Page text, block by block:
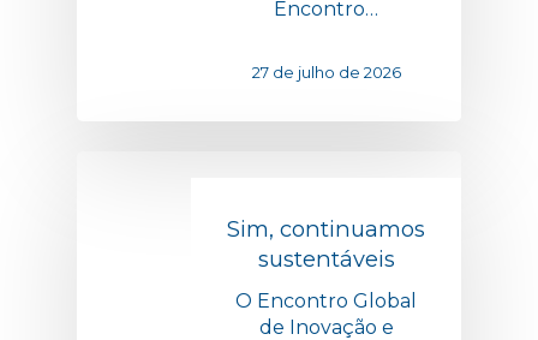
Encontro…
27 de julho de 2026
Sim, continuamos
sustentáveis
O Encontro Global
de Inovação e